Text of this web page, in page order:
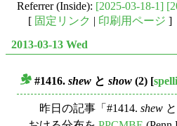
Referrer (Inside): [2025-03-18-1]
[ 固定リンク | 印刷用ページ ]
2013-03-13 Wed
#1416. shew と show (2) [
昨日の記事「#1414. shew と